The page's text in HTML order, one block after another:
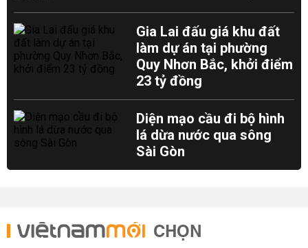
Gia Lai đấu giá khu đất
làm dự án tại phường
Quy Nhơn Bắc, khởi điểm
23 tỷ đồng
Diện mạo cầu đi bộ hình
lá dừa nước qua sông
Sài Gòn
CHỌN